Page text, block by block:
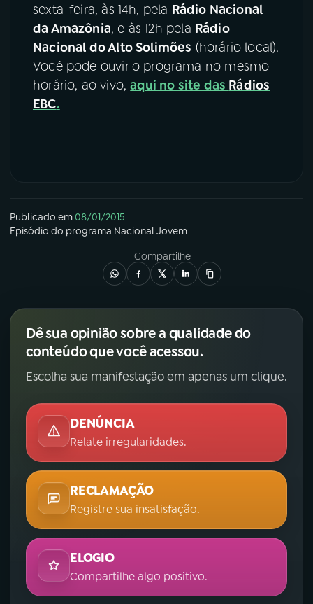
sexta-feira, às 14h, pela Rádio Nacional
da Amazônia, e às 12h pela Rádio
Nacional do Alto Solimões (horário local).
Você pode ouvir o programa no mesmo
horário, ao vivo,aqui no site das Rádios
EBC.
Publicado em08/01/2015
Episódio do programa Nacional Jovem
Compartilhe
Dê sua opinião sobre a qualidade do
conteúdo que você acessou.
Escolha sua manifestação em apenas um clique.
DENÚNCIA
Relate irregularidades.
RECLAMAÇÃO
Registre sua insatisfação.
ELOGIO
Compartilhe algo positivo.